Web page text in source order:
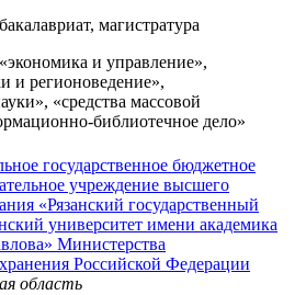
магистратура
и управление»,
и регионоведение»,
«средства массовой
библиотечное дело»
государственное бюджетное
учреждение высшего
«Рязанский государственный
университет имени академика
Министерства
Российской Федерации
область